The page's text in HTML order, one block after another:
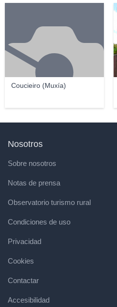
Coucieiro (Muxía)
Nosotros
Sobre nosotros
Notas de prensa
Observatorio turismo rural
Condiciones de uso
Privacidad
Cookies
Contactar
Accesibilidad